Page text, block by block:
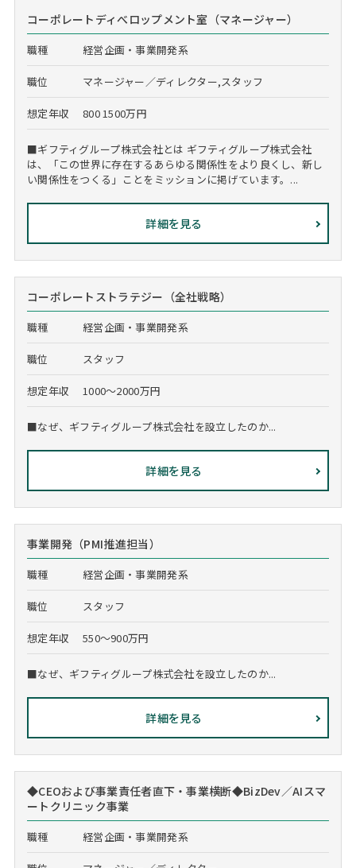
コーポレートディべロップメント室（マネージャー）
職種 経営企画・事業開発系
職位 マネージャー／ディレクター,スタッフ
想定年収 800 1500万円
■ギフティグループ株式会社とは ギフティグループ株式会社
は、「この世界に存在するあらゆる関係性をより良くし、新し
い関係性をつくる」ことをミッションに掲げています。...
詳細を見る
コーポレートストラテジー（全社戦略）
職種 経営企画・事業開発系
職位 スタッフ
想定年収 1000～2000万円
■なぜ、ギフティグループ株式会社を設立したのか...
詳細を見る
事業開発（PMI推進担当）
職種 経営企画・事業開発系
職位 スタッフ
想定年収 550～900万円
■なぜ、ギフティグループ株式会社を設立したのか...
詳細を見る
◆CEOおよび事業責任者直下・事業横断◆BizDev／AIスマ
ートクリニック事業
職種 経営企画・事業開発系